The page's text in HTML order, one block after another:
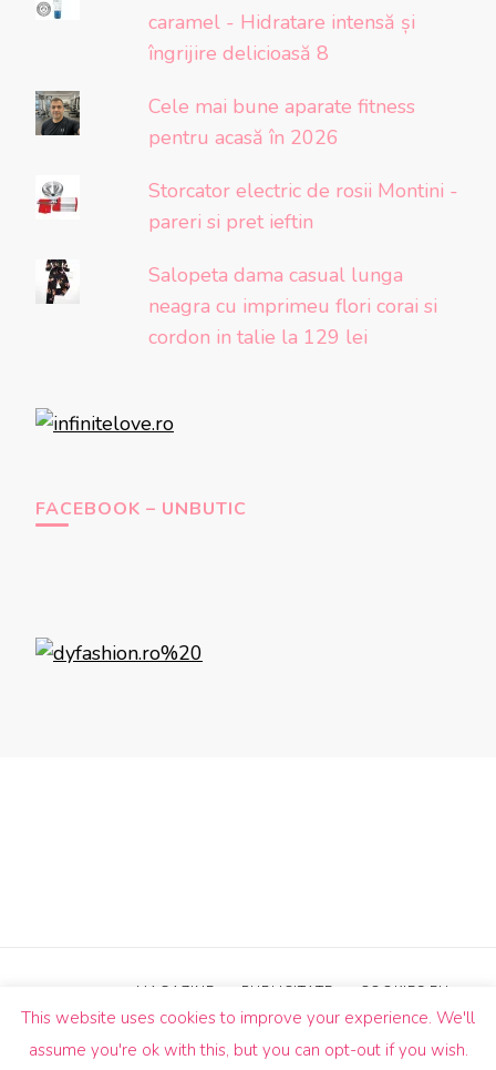
caramel - Hidratare intensă și
îngrijire delicioasă 8
Cele mai bune aparate fitness
pentru acasă în 2026
Storcator electric de rosii Montini -
pareri si pret ieftin
Salopeta dama casual lunga
neagra cu imprimeu flori corai si
cordon in talie la 129 lei
FACEBOOK – UNBUTIC
rezervate.Blossom Pin | Dezvoltată deBlossom
MAGAZINE PUBLICITATE COOKIES EU
This website uses cookies to improve your experience. We'll
assume you're ok with this, but you can opt-out if you wish.